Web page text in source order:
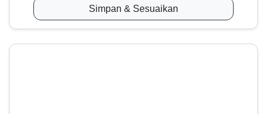
Simpan & Sesuaikan